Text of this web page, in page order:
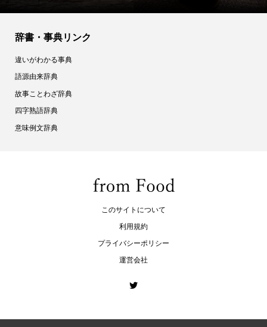
辞書・事典リンク
違いがわかる事典
語源由来辞典
故事ことわざ辞典
四字熟語辞典
意味例文辞典
このサイトについて
利用規約
プライバシーポリシー
運営会社